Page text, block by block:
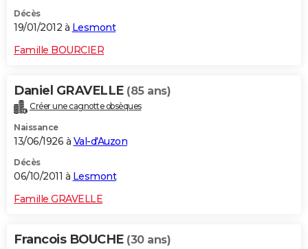
Décès
19/01/2012 à Lesmont
Famille BOURCIER
Daniel GRAVELLE (85 ans)
Créer une cagnotte obsèques
Naissance
13/06/1926 à Val-d'Auzon
Décès
06/10/2011 à Lesmont
Famille GRAVELLE
Francois BOUCHE (30 ans)